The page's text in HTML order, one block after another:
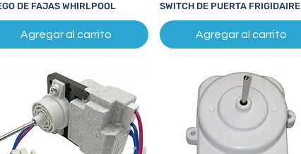
Vista rápida
DE FAJAS WHIRLPOOL
Agregar al carrito
Vista rápida
SWITCH DE PUERTA FRIGIDAIRE
Agregar al carrito